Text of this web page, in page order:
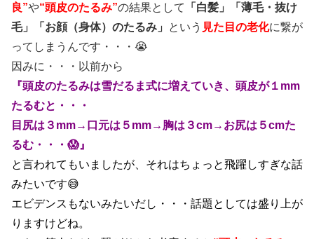
良”や“頭皮のたるみ”の結果として
「白髪」「薄毛・抜け
毛」「お顔（身体）のたるみ」
という 見た目の老化に繋が
ってしまうんです・・・😭
因みに・・・以前から
『頭皮のたるみは雪だるま式に増えていき、頭皮が１mm
たるむと・・・
目尻は３mm→口元は５mm→胸は３cm→お尻は５cmた
るむ・・・😱』
と言われてもいましたが、それはちょっと飛躍しすぎな話
みたいです😅
エビデンスもないみたいだし・・・話題としては盛り上が
りますけどね。